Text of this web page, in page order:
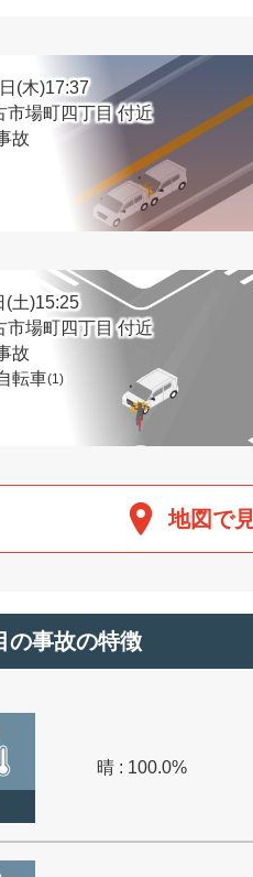
(木)17:37
市場町四丁目 付近
故
(土)15:25
市場町四丁目 付近
故
転車(1)
地図で
の事故の特徴
晴 : 100.0%